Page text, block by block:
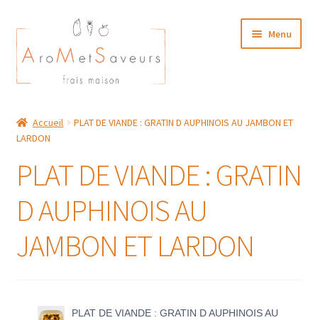
Aller
à
la
navigation
Aller
au
contenu
Menu
Plat du Jour/ Menu Week end
NOS BOUTIQUES
MON COMPTE
Accueil
PLAT DE VIANDE : GRATIN D AUPHINOIS AU JAMBON ET
LARDON
PLAT DE VIANDE : GRATIN
D AUPHINOIS AU
JAMBON ET LARDON
PLAT DE VIANDE : GRATIN D AUPHINOIS AU